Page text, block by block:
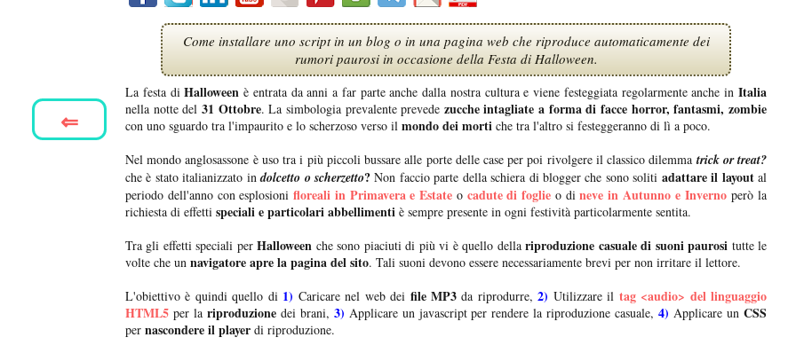
Come installare uno script in un blog o in una pagina web che riproduce automaticamente dei
rumori paurosi in occasione della Festa di Halloween.
La festa diHalloween è entrata da anni a far parte anche dalla nostra cultura e viene festeggiata regolarmente anche inItalia
nella notte del 31 Ottobre. La simbologia prevalente prevede zucche intagliate a forma di facce horror, fantasmi, zombie
con uno sguardo tra l'impaurito e lo scherzoso verso il mondo dei morti che tra l'altro si festeggeranno di lì a poco.
Nel mondo anglosassone è uso tra i più piccoli bussare alle porte delle case per poi rivolgere il classico dilemma trick or treat?
che è stato italianizzato indolcetto o scherzetto?Non faccio parte della schiera di blogger che sono soliti adattare il layoutal
periodo dell'anno con esplosionifloreali in Primavera e Estate o cadute di foglie o dineve in Autunno e Inverno però la
richiesta di effetti speciali e particolari abbellimenti è sempre presente in ogni festività particolarmente sentita.
Tra gli effetti speciali perHalloween che sono piaciuti di più vi è quello dellariproduzione casuale di suoni paurosi tutte le
volte che un navigatore apre la pagina del sito. Tali suoni devono essere necessariamente brevi per non irritare il lettore.
L'obiettivo è quindi quello di1) Caricare nel web dei file MP3da riprodurre,2) Utilizzare il tag <audio> del linguaggio
HTML5 per la riproduzionedei brani, 3) Applicare un javascript per rendere la riproduzione casuale,4) Applicare un CSS
per nascondere il player di riproduzione.
⇐